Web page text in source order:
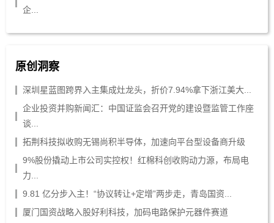
企...
原创洞察
深圳星蓝图跨界入主集成灶龙头，折价7.94%拿下浙江美大...
企业投资并购新闻汇：中国证监会召开党的建设暨监管工作座
谈...
拓荆科技拟收购无锡尚积半导体，加速向平台型设备商升级
9%股份撬动上市公司实控权！红棉科创收购动力源，布局电
力...
9.81 亿分步入主！“协议转让+定增”两步走，青岛国资...
厦门国资战略入股好利科技，加码电路保护元器件赛道